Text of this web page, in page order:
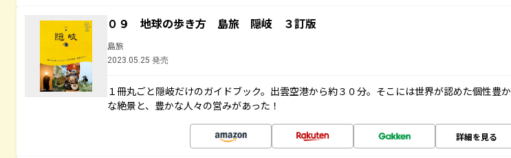
０９ 地球の歩き方 島旅 隠岐 ３訂版
島旅
2023.05.25 発売
１冊丸ごと隠岐だけのガイドブック。出雲空港から約３０分。そこには世界が認めた個性豊か
な絶景と、豊かな人々の営みがあった！
詳細を見る